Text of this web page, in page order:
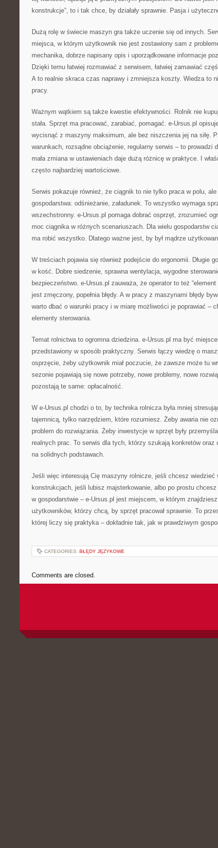
konstrukcje”, to i tak chce, by działały sprawnie. Pasja i
Dużą rolę w świecie maszyn gra także uczenie się od innych.
miejsca, w którym użytkownik nie jest zostawiony sam z
mechanika, dobrze napisany opis i uporządkowane informacje
Dzięki temu łatwiej rozmawiać z serwisem, łatwiej zamawiać
A to realnie skraca czas naprawy i zmniejsza koszty. Wiedza to
pracy.
Ważnym wątkiem są także kwestie efektywności. Rolnik nie
stała. Sprzęt ma pracować, zarabiać, pomagać. e-Ursus.pl
wycisnąć z maszyny maksimum, ale bez niszczenia jej na siłę.
warunkach, rozsądne obciążenie, regularny serwis – to prowadzi
mała zmiana w ustawieniach daje dużą różnicę w praktyce. I
często najbardziej wartościowe.
Serwis pokazuje również, że ciągnik to nie tylko praca w polu, ale
gospodarstwa: odśnieżanie, załadunek. To wszystko wymaga
wszechstronny. e-Ursus.pl pomaga dobrać osprzęt, zrozumieć
moc ciągnika w różnych scenariuszach. Dla wielu gospodarstw
ma robić wszystko. Dlatego ważne jest, by był mądrze
W treściach pojawia się również podejście do ergonomii. Długie
w kość. Dobre siedzenie, sprawna wentylacja, wygodne
bezpieczeństwo. e-Ursus.pl zauważa, że operator to też
jest zmęczony, popełnia błędy. A w pracy z maszynami błędy
warto dbać o warunki pracy i w miarę możliwości je poprawiać –
elementy sterowania.
Temat rolnictwa to ogromna dziedzina. e-Ursus.pl ma być
przedstawiony w sposób praktyczny. Serwis łączy wiedzę o
osprzęcie, żeby użytkownik miał poczucie, że zawsze może tu
sezonie pojawiają się nowe potrzeby, nowe problemy, nowe
pozostają te same: opłacalność.
W e-Ursus.pl chodzi o to, by technika rolnicza była mniej
tajemnicą, tylko narzędziem, które rozumiesz. Żeby awaria nie
problem do rozwiązania. Żeby inwestycje w sprzęt były
realnych prac. To serwis dla tych, którzy szukają konkretów oraz
na solidnych podstawach.
Jeśli więc interesują Cię maszyny rolnicze, jeśli chcesz
konstrukcjach, jeśli lubisz majsterkowanie, albo po prostu
w gospodarstwie – e-Ursus.pl jest miejscem, w którym
użytkowników, którzy chcą, by sprzęt pracował sprawnie. To
której liczy się praktyka – dokładnie tak, jak w prawdziwym
CATEGORIES: BŁĘDY JĘZYKOWE
Comments are closed.